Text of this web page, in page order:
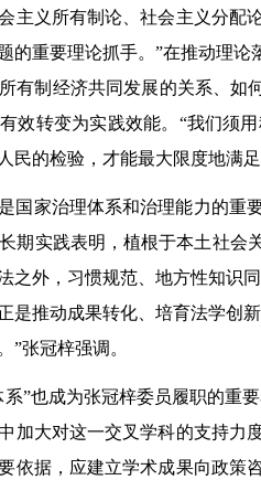
主义所有制论、社会主义分
的重要理论抓手。”在推动理
有制经济共同发展的关系、如
效转变为实践效能。“我们须
民的检验，才能最大限度地满
国家治理体系和治理能力的重
期实践表明，植根于本土社
之外，习惯规范、地方性知识
是推动成果转化、培育法学创
”张冠梓强调。
”也成为张冠梓委员履职的重
加大对这一交叉学科的支持
依据，应建立学术成果向政